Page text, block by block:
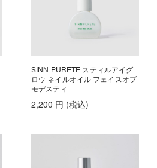
SINN PURETE スティルアイグ
ロウ ネイルオイル フェイスオブ
モデスティ
2,200 円 (税込)